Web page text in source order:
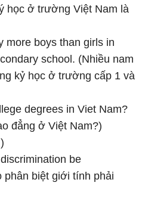
học ở trường Việt Nam là
more boys than girls in
school. (Nhiều nam
kỷ học ở trường cấp 1 và
degrees in Viet Nam?
đẳng ở Việt Nam?)
be
phân biệt giới tính phải